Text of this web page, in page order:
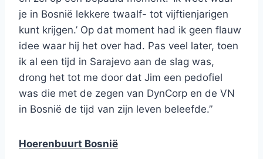
je in Bosnië lekkere twaalf- tot vijftienjarigen
kunt krijgen.’ Op dat moment had ik geen flauw
idee waar hij het over had. Pas veel later, toen
ik al een tijd in Sarajevo aan de slag was,
drong het tot me door dat Jim een pedofiel
was die met de zegen van DynCorp en de VN
in Bosnië de tijd van zijn leven beleefde.”
Hoerenbuurt Bosnië